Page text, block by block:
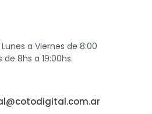
a Viernes de 8:00
de 8hs a 19:00hs.